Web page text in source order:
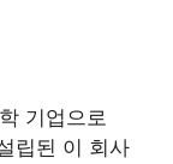
기업으로
립된 이 회사